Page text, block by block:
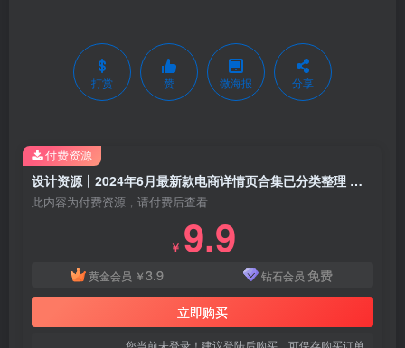
打赏 赞 微海报 分享
设计资源丨2024年6月最新款电商详情页合集已分类整理 电商必备 psd源文件一键修改
此内容为付费资源，请付费后查看
￥ 9.9
黄金会员 ￥3.9 钻石会员 免费
立即购买
您当前未登录！建议登陆后购买，可保存购买订单
付费资源